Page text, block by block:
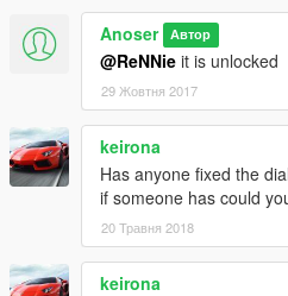
Anoser Автор
@ReNNie it is unlocked
29 Жовтня 2017
keirona
Has anyone fixed the
if someone has could
20 Травня 2018
keirona